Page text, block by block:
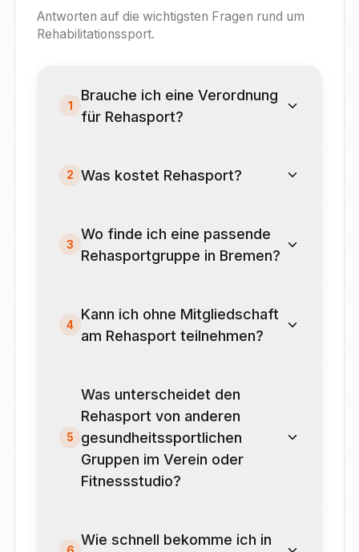
Antworten auf die wichtigsten Fragen rund um
Rehabilitationssport.
1
Brauche ich eine Verordnung
für Rehasport?
2 Was kostet Rehasport?
3
Wo finde ich eine passende
Rehasportgruppe in Bremen?
4
Kann ich ohne Mitgliedschaft
am Rehasport teilnehmen?
5
Was unterscheidet den
Rehasport von anderen
gesundheitssportlichen
Gruppen im Verein oder
Fitnessstudio?
Wie schnell bekomme ich in